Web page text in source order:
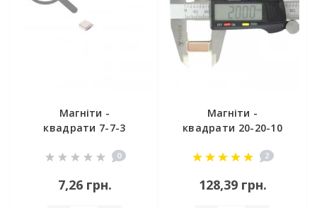
Магніти -
квадрати 7-7-3
0
7,26 грн.
Магніти -
квадрати 20-20-10
2
128,39 грн.